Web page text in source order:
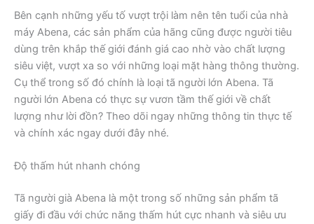
Bên cạnh những yếu tố vượt trội làm nên tên tuổi của nhà
máy Abena, các sản phẩm của hãng cũng được người tiêu
dùng trên khắp thế giới đánh giá cao nhờ vào chất lượng
siêu việt, vượt xa so với những loại mặt hàng thông thường.
Cụ thể trong số đó chính là loại tã người lớn Abena. Tã
người lớn Abena có thực sự vươn tầm thế giới về chất
lượng như lời đồn? Theo dõi ngay những thông tin thực tế
và chính xác ngay dưới đây nhé.
Độ thấm hút nhanh chóng
Tã người già Abena là một trong số những sản phẩm tã
giấy đi đầu với chức năng thấm hút cực nhanh và siêu ưu